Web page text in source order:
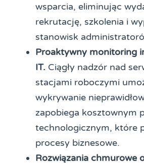
wsparcia, eliminując
rekrutację, szkolenia i
stanowisk
Proaktywny monitoring
IT. Ciągły nadzór nad
stacjami roboczymi
wykrywanie
zapobiega kosztownym
technologicznym, które
procesy biznesowe.
Rozwiązania chmurowe